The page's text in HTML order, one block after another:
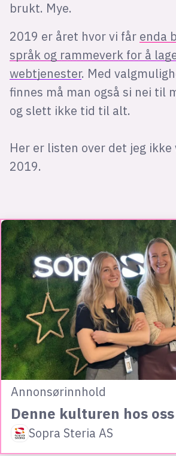
brukt. Mye.
2019 er året hvor vi får enda
språk og rammeverk for å
webtjenester. Med
finnes må man også si nei til
og slett ikke tid til alt.
Her er listen over det jeg ikke
2019.
Annonsørinnhold
Denne kulturen hos
Sopra Steria AS